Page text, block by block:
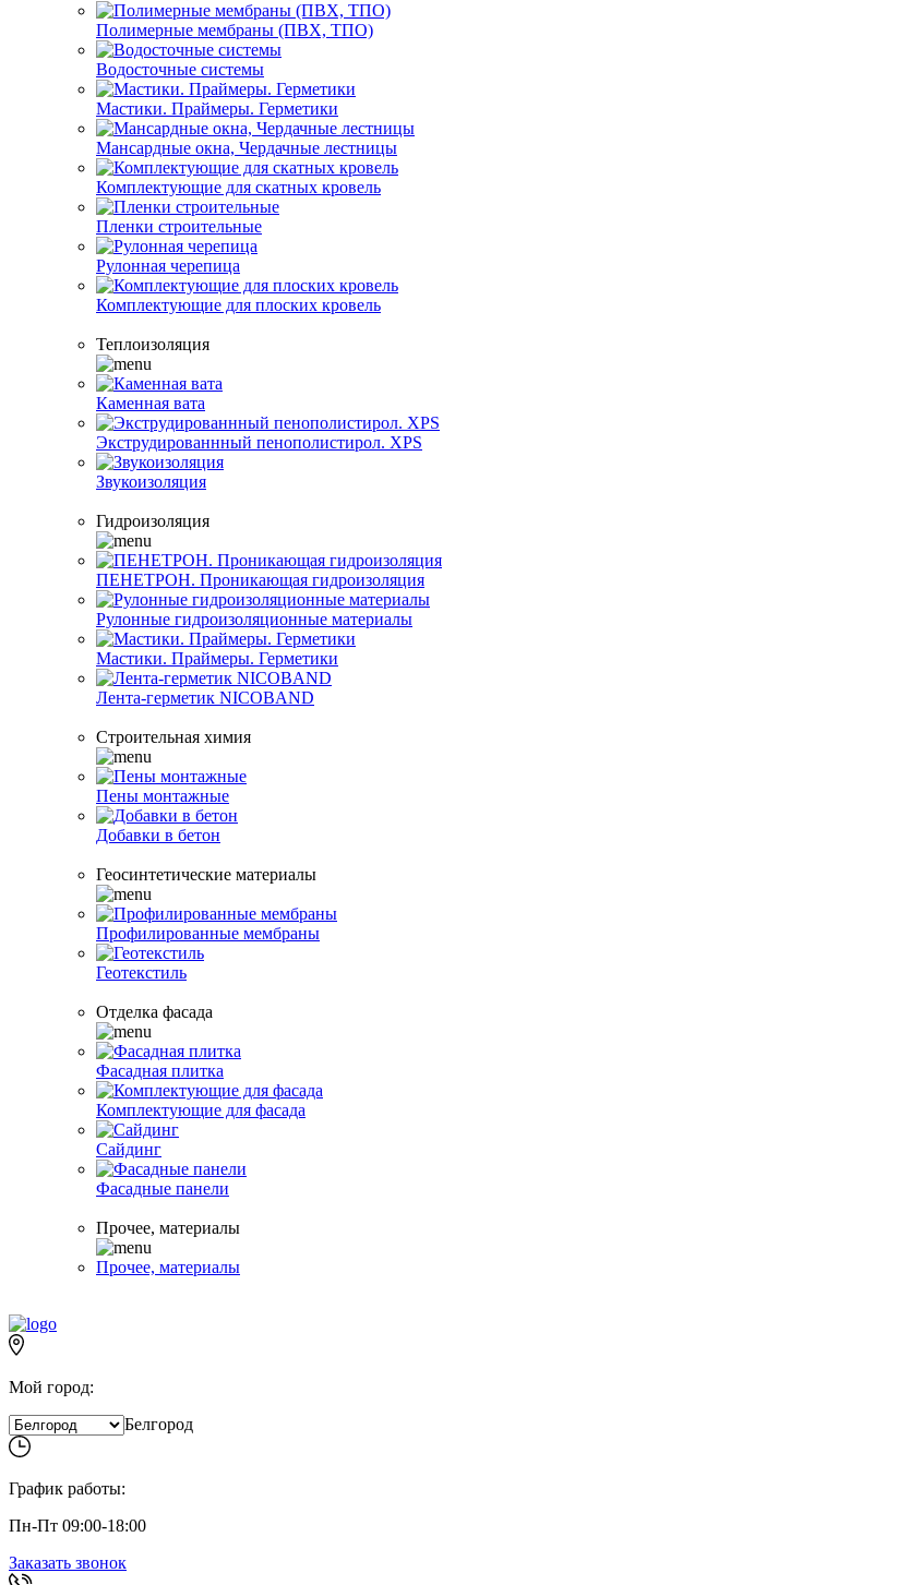
Полимерные мембраны (ПВХ, ТПО)
Водосточные системы
Мастики. Праймеры. Герметики
Мансардные окна, Чердачные лестницы
Комплектующие для скатных кровель
Пленки строительные
Рулонная черепица
Комплектующие для плоских кровель
Теплоизоляция
Каменная вата
Экструдированнный пенополистирол. XPS
Звукоизоляция
Гидроизоляция
ПЕНЕТРОН. Проникающая гидроизоляция
Рулонные гидроизоляционные материалы
Мастики. Праймеры. Герметики
Лента-герметик NICOBAND
Строительная химия
Пены монтажные
Добавки в бетон
Геосинтетические материалы
Профилированные мембраны
Геотекстиль
Отделка фасада
Фасадная плитка
Комплектующие для фасада
Сайдинг
Фасадные панели
Прочее, материалы
Прочее, материалы
Мой город:
Белгород
График работы:
Пн-Пт 09:00-18:00
Заказать звонок